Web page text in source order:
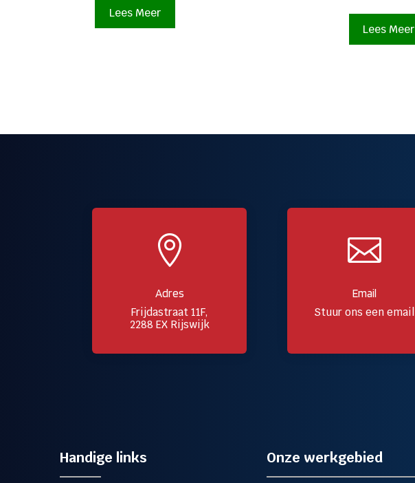
Lees Meer
Lees Meer

Adres
Frijdastraat 11F,
2288 EX Rijswijk

Email
Stuur ons een email
Handige links Onze werkgebied